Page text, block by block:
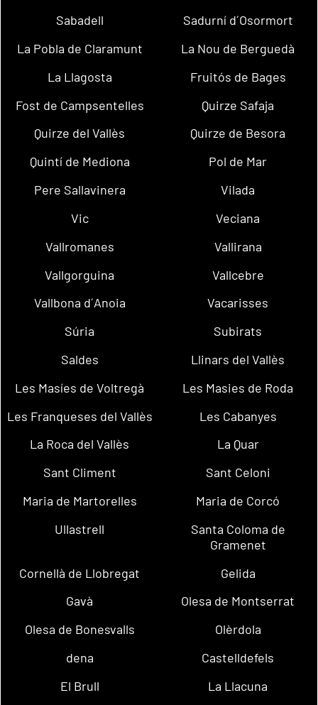
Sabadell
Sadurní d´Osormort
La Pobla de Claramunt
La Nou de Berguedà
La Llagosta
Fruitós de Bages
Fost de Campsentelles
Quirze Safaja
Quirze del Vallès
Quirze de Besora
Quintí de Mediona
Pol de Mar
Pere Sallavinera
Vilada
Vic
Veciana
Vallromanes
Vallirana
Vallgorguina
Vallcebre
Vallbona d´Anoia
Vacarisses
Súria
Subirats
Saldes
Llinars del Vallès
Les Masíes de Voltregà
Les Masies de Roda
Les Franqueses del Vallès
Les Cabanyes
La Roca del Vallès
La Quar
Sant Climent
Sant Celoni
Maria de Martorelles
Maria de Corcó
Ullastrell
Santa Coloma de
Gramenet
Cornellà de Llobregat
Gelida
Gavà
Olesa de Montserrat
Olesa de Bonesvalls
Olèrdola
dena
Castelldefels
El Brull
La Llacuna